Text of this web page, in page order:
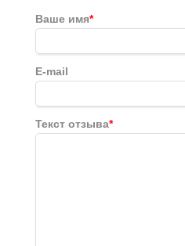
Ваше имя*
E-mail
Текст отзыва*